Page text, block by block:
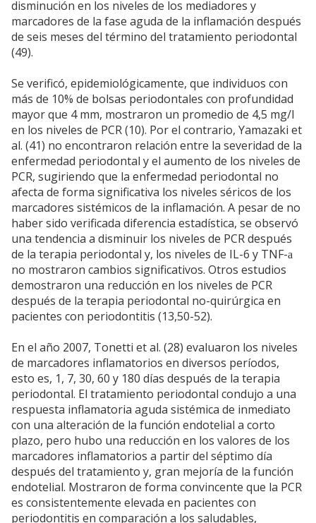
disminución en los niveles de los mediadores y
marcadores de la fase aguda de la inflamación después
de seis meses del término del tratamiento periodontal
(49).
Se verificó, epidemiológicamente, que individuos con
más de 10% de bolsas periodontales con profundidad
mayor que 4 mm, mostraron un promedio de 4,5 mg/l
en los niveles de PCR (10). Por el contrario, Yamazaki et
al. (41) no encontraron relación entre la severidad de la
enfermedad periodontal y el aumento de los niveles de
PCR, sugiriendo que la enfermedad periodontal no
afecta de forma significativa los niveles séricos de los
marcadores sistémicos de la inflamación. A pesar de no
haber sido verificada diferencia estadística, se observó
una tendencia a disminuir los niveles de PCR después
de la terapia periodontal y, los niveles de IL-6 y TNF-a
no mostraron cambios significativos. Otros estudios
demostraron una reducción en los niveles de PCR
después de la terapia periodontal no-quirúrgica en
pacientes con periodontitis (13,50-52).
En el año 2007, Tonetti et al. (28) evaluaron los niveles
de marcadores inflamatorios en diversos períodos,
esto es, 1, 7, 30, 60 y 180 días después de la terapia
periodontal. El tratamiento periodontal condujo a una
respuesta inflamatoria aguda sistémica de inmediato
con una alteración de la función endotelial a corto
plazo, pero hubo una reducción en los valores de los
marcadores inflamatorios a partir del séptimo día
después del tratamiento y, gran mejoría de la función
endotelial. Mostraron de forma convincente que la PCR
es consistentemente elevada en pacientes con
periodontitis en comparación a los saludables,